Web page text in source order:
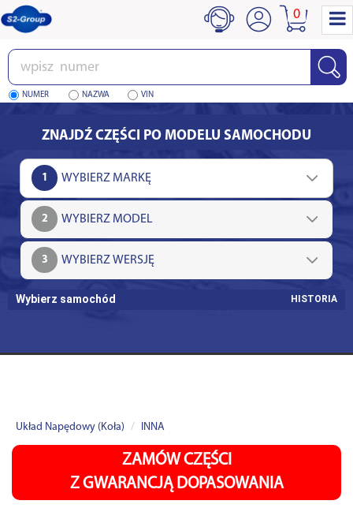
Wpisz
numer
NUMER NAZWA VIN
0
ZNAJDŹ CZĘŚCI PO MODELU SAMOCHODU
1
2
3
Wybierz samochód HISTORIA
Układ Napędowy (Koła) INNA
ZAMÓW CZĘŚCI
Z GWARANCJĄ DOPASOWANIA